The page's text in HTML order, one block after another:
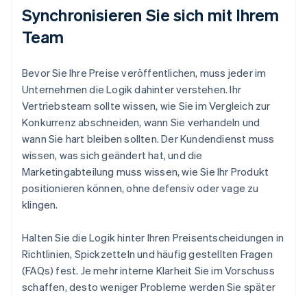
Synchronisieren Sie sich mit Ihrem
Team
Bevor Sie Ihre Preise veröffentlichen, muss jeder im
Unternehmen die Logik dahinter verstehen. Ihr
Vertriebsteam sollte wissen, wie Sie im Vergleich zur
Konkurrenz abschneiden, wann Sie verhandeln und
wann Sie hart bleiben sollten. Der Kundendienst muss
wissen, was sich geändert hat, und die
Marketingabteilung muss wissen, wie Sie Ihr Produkt
positionieren können, ohne defensiv oder vage zu
klingen.
Halten Sie die Logik hinter Ihren Preisentscheidungen in
Richtlinien, Spickzetteln und häufig gestellten Fragen
(FAQs) fest. Je mehr interne Klarheit Sie im Vorschuss
schaffen, desto weniger Probleme werden Sie später